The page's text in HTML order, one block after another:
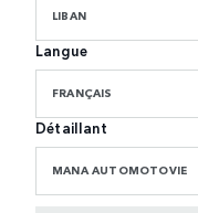
LIBAN
Langue
FRANÇAIS
Détaillant
MANA AUTOMOTOVIE